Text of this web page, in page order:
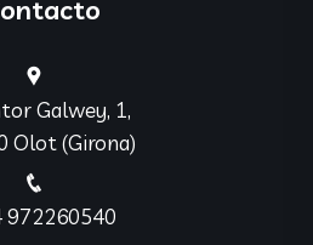
Galwey, 1,
Olot (Girona)
972260540